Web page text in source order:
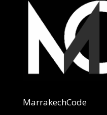
MarrakechCode